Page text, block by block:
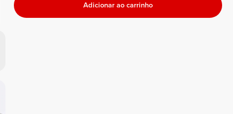
Adicionar ao carrinho